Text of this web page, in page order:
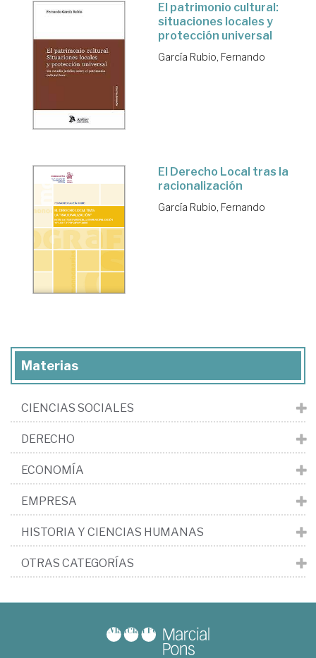
El patrimonio cultural:
situaciones locales y
protección universal
García Rubio, Fernando
El Derecho Local tras la
racionalización
García Rubio, Fernando
Materias
CIENCIAS SOCIALES
DERECHO
ECONOMÍA
EMPRESA
HISTORIA Y CIENCIAS HUMANAS
OTRAS CATEGORÍAS